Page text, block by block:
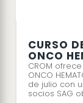
CURSO
ONCO
CROM ofrece
ONCO
de julio con
socios SAG